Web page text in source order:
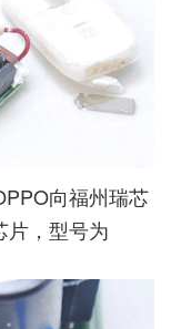
向福州瑞芯
片，型号为